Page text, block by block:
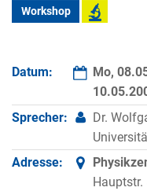
Workshop
Datum: Mo,
Sprecher:
Dr.
Adresse:
Hauptstr.